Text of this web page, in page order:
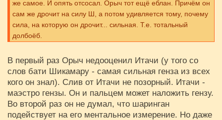
же самое. И опять отсосал. Орыч тот ещё еблан. Причём он
сам же дрочит на силу Ш, а потом удивляется тому, почему
сила, на которую он дрочит... сильная. Т.е. тотальный
долбоёб.
В первый раз Орыч недооценил Итачи (у того со
слов бати Шикамару - самая сильная генза из всех
кого он знал). Слив от Итачи не позорный. Итачи -
маэстро гензы. Он и пальцем может наложить гензу.
Во второй раз он не думал, что шаринган
подействует на его ментальное измерение. Но даже